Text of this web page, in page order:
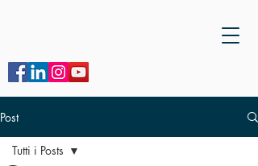
Post
Tutti i Posts